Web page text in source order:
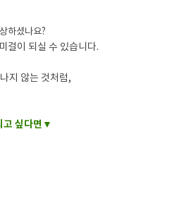
하셨나요?
걸이 되실 수 있습니다.
지 않는 것처럼,
고 싶다면▼